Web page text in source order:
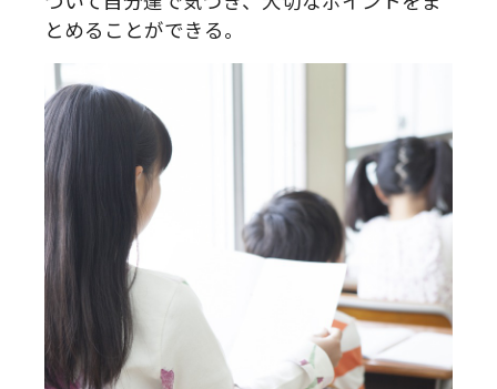
とめることができる。